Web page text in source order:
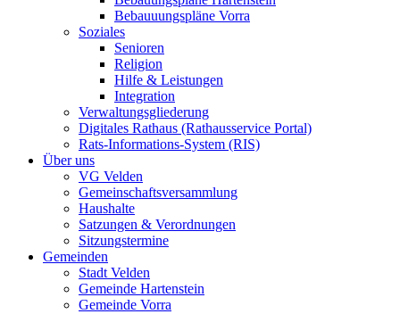
Bebauuungspläne Vorra
Soziales
Senioren
Religion
Hilfe & Leistungen
Integration
Verwaltungsgliederung
Digitales Rathaus (Rathausservice Portal)
Rats-Informations-System (RIS)
Über uns
VG Velden
Gemeinschaftsversammlung
Haushalte
Satzungen & Verordnungen
Sitzungstermine
Gemeinden
Stadt Velden
Gemeinde Hartenstein
Gemeinde Vorra